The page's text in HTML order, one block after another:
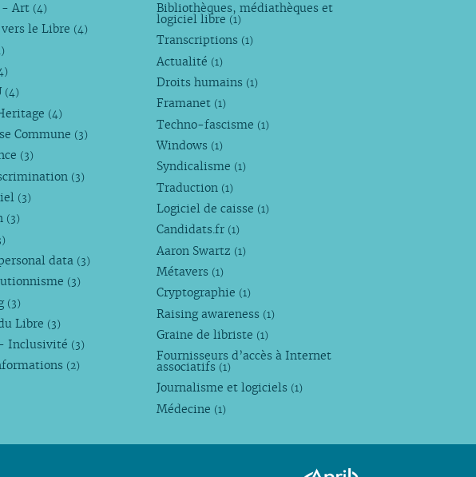
- Art (4)
le Libre (4)
(4)
(4)
Commune (3)
(3)
(3)
(3)
(3)
data (3)
(3)
(3)
Libre (3)
Inclusivité (3)
(2)
Bibliothèques, médiathèques et
logiciel libre (1)
Transcriptions (1)
Actualité (1)
Droits humains (1)
Framanet (1)
Techno-fascisme (1)
Windows (1)
Syndicalisme (1)
Traduction (1)
Logiciel de caisse (1)
Candidats.fr (1)
Aaron Swartz (1)
Métavers (1)
Cryptographie (1)
Raising awareness (1)
Graine de libriste (1)
Fournisseurs d’accès à Internet
associatifs (1)
Journalisme et logiciels (1)
Médecine (1)